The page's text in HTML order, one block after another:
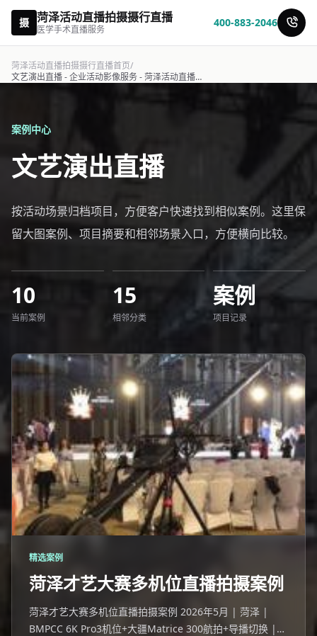
摄 菏泽活动直播拍摄摄行直播
医学手术直播服务
400-883-2046
菏泽活动直播拍摄摄行直播首页/
文艺演出直播 - 企业活动影像服务 - 菏泽活动直播拍摄摄行直播
案例中心
文艺演出直播
按活动场景归档项目，方便客户快速找到相似案例。这里保
留大图案例、项目摘要和相邻场景入口，方便横向比较。
10
当前案例
15
相邻分类
案例
项目记录
精选案例
菏泽才艺大赛多机位直播拍摄案例
菏泽才艺大赛多机位直播拍摄案例 2026年5月 | 菏泽 |
BMPCC 6K Pro3机位+大疆Matrice 300航拍+导播切换 |